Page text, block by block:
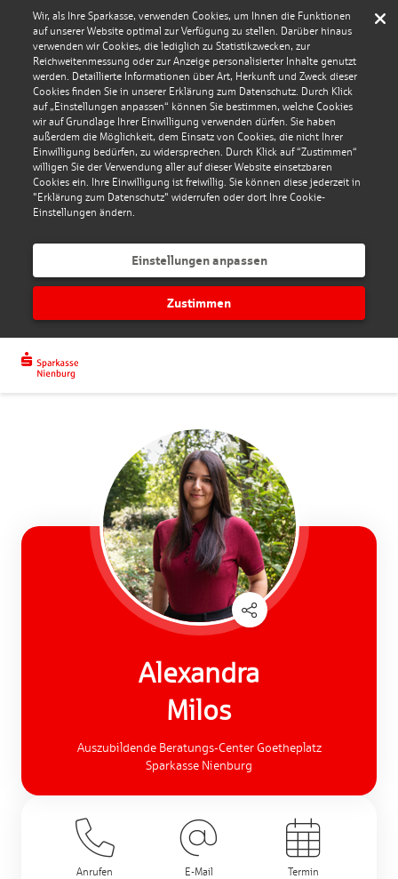
Wir, als Ihre Sparkasse, verwenden Cookies, um Ihnen die Funktionen
auf unserer Website optimal zur Verfügung zu stellen. Darüber hinaus
verwenden wir Cookies, die lediglich zu Statistikzwecken, zur
Reichweitenmessung oder zur Anzeige personalisierter Inhalte genutzt
werden. Detaillierte Informationen über Art, Herkunft und Zweck dieser
Cookies finden Sie in unserer Erklärung zum Datenschutz. Durch Klick
auf „Einstellungen anpassen“ können Sie bestimmen, welche Cookies
wir auf Grundlage Ihrer Einwilligung verwenden dürfen. Sie haben
außerdem die Möglichkeit, dem Einsatz von Cookies, die nicht Ihrer
Einwilligung bedürfen, zu widersprechen. Durch Klick auf “Zustimmen“
willigen Sie der Verwendung aller auf dieser Website einsetzbaren
Cookies ein. Ihre Einwilligung ist freiwillig. Sie können diese jederzeit in
"Erklärung zum Datenschutz" widerrufen oder dort Ihre Cookie-
Einstellungen ändern.
Einstellungen anpassen
Zustimmen
Alexandra
Milos
Auszubildende Beratungs-Center Goetheplatz
Sparkasse Nienburg
Anrufen E-Mail
Termin